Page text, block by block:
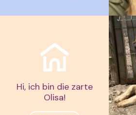
Hi, ich bin die zarte
Olisa!